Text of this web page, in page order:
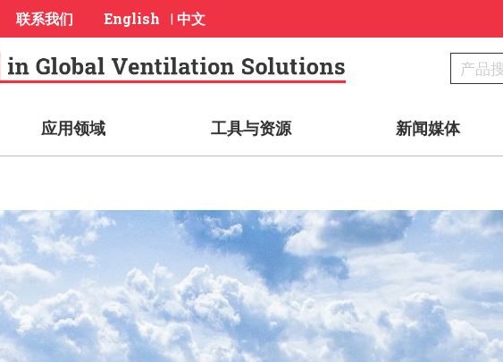
联系我们 English | 中文
应用领域 工具与资源 新闻媒体